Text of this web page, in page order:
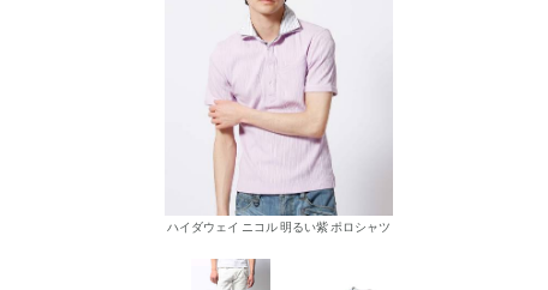
ハイダウェイ ニコル 明るい紫 ポロシャツ